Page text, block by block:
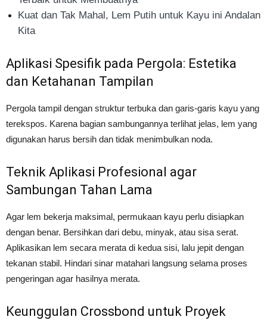
Kuat dan Tak Mahal, Lem Putih untuk Kayu ini Andalan
Kita
Aplikasi Spesifik pada Pergola: Estetika
dan Ketahanan Tampilan
Pergola tampil dengan struktur terbuka dan garis-garis kayu yang
terekspos. Karena bagian sambungannya terlihat jelas, lem yang
digunakan harus bersih dan tidak menimbulkan noda.
Teknik Aplikasi Profesional agar
Sambungan Tahan Lama
Agar lem bekerja maksimal, permukaan kayu perlu disiapkan
dengan benar. Bersihkan dari debu, minyak, atau sisa serat.
Aplikasikan lem secara merata di kedua sisi, lalu jepit dengan
tekanan stabil. Hindari sinar matahari langsung selama proses
pengeringan agar hasilnya merata.
Keunggulan Crossbond untuk Proyek